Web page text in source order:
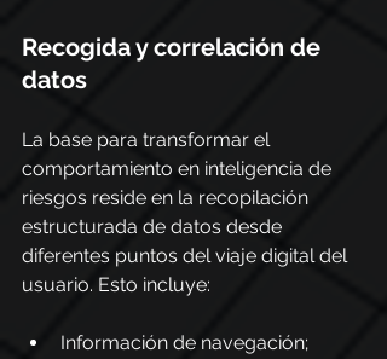
Recogida y correlación de
datos
La base para transformar el
comportamiento en inteligencia de
riesgos reside en la recopilación
estructurada de datos desde
diferentes puntos del viaje digital del
usuario. Esto incluye:
Información de navegación;